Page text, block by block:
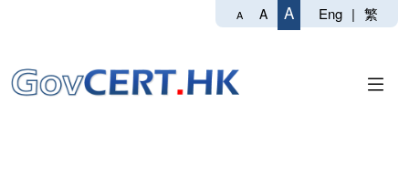
A A A Eng | 繁